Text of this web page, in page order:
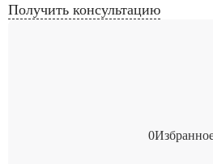
Получить консультацию
0